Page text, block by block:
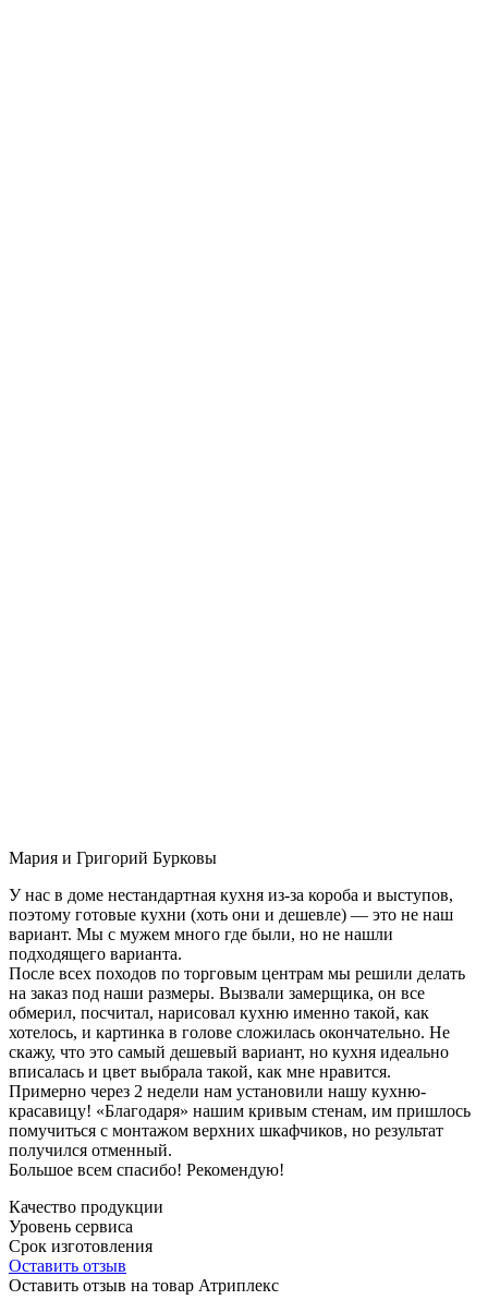
Мария и Григорий Бурковы
У нас в доме нестандартная кухня из-за короба и выступов,
поэтому готовые кухни (хоть они и дешевле) — это не наш
вариант. Мы с мужем много где были, но не нашли
подходящего варианта.
После всех походов по торговым центрам мы решили делать
на заказ под наши размеры. Вызвали замерщика, он все
обмерил, посчитал, нарисовал кухню именно такой, как
хотелось, и картинка в голове сложилась окончательно. Не
скажу, что это самый дешевый вариант, но кухня идеально
вписалась и цвет выбрала такой, как мне нравится.
Примерно через 2 недели нам установили нашу кухню-
красавицу! «Благодаря» нашим кривым стенам, им пришлось
помучиться с монтажом верхних шкафчиков, но результат
получился отменный.
Большое всем спасибо! Рекомендую!
Качество продукции
Уровень сервиса
Срок изготовления
Оставить отзыв
Оставить отзыв на товар Атриплекс